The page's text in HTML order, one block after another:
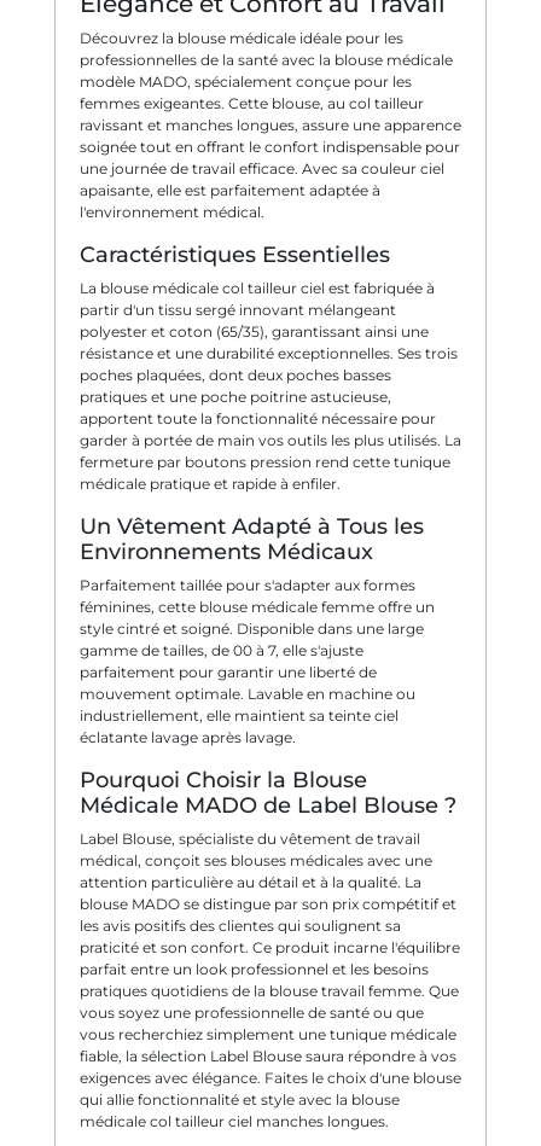
Découvrez la blouse médicale idéale pour les
professionnelles de la santé avec la blouse médicale
modèle MADO, spécialement conçue pour les
femmes exigeantes. Cette blouse, au col tailleur
ravissant et manches longues, assure une apparence
soignée tout en offrant le confort indispensable pour
une journée de travail efficace. Avec sa couleur ciel
apaisante, elle est parfaitement adaptée à
l'environnement médical.
Caractéristiques Essentielles
La blouse médicale col tailleur ciel est fabriquée à
partir d'un tissu sergé innovant mélangeant
polyester et coton (65/35), garantissant ainsi une
résistance et une durabilité exceptionnelles. Ses trois
poches plaquées, dont deux poches basses
pratiques et une poche poitrine astucieuse,
apportent toute la fonctionnalité nécessaire pour
garder à portée de main vos outils les plus utilisés. La
fermeture par boutons pression rend cette tunique
médicale pratique et rapide à enfiler.
Un Vêtement Adapté à Tous les
Environnements Médicaux
Parfaitement taillée pour s'adapter aux formes
féminines, cette blouse médicale femme offre un
style cintré et soigné. Disponible dans une large
gamme de tailles, de 00 à 7, elle s'ajuste
parfaitement pour garantir une liberté de
mouvement optimale. Lavable en machine ou
industriellement, elle maintient sa teinte ciel
éclatante lavage après lavage.
Pourquoi Choisir la Blouse
Médicale MADO de Label Blouse ?
Label Blouse, spécialiste du vêtement de travail
médical, conçoit ses blouses médicales avec une
attention particulière au détail et à la qualité. La
blouse MADO se distingue par son prix compétitif et
les avis positifs des clientes qui soulignent sa
praticité et son confort. Ce produit incarne l'équilibre
parfait entre un look professionnel et les besoins
pratiques quotidiens de la blouse travail femme. Que
vous soyez une professionnelle de santé ou que
vous recherchiez simplement une tunique médicale
fiable, la sélection Label Blouse saura répondre à vos
exigences avec élégance. Faites le choix d'une blouse
qui allie fonctionnalité et style avec la blouse
médicale col tailleur ciel manches longues.